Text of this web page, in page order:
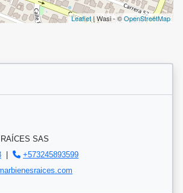
Leaflet| Wasi - ©OpenStreetMap
SAS
|
+573245893599